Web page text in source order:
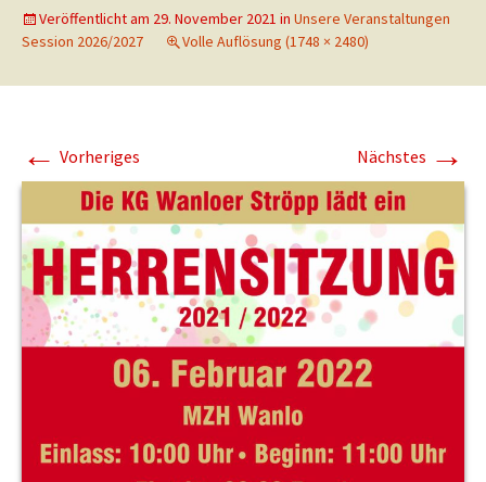
Veröffentlicht am 29. November 2021 in Unsere Veranstaltungen
Session 2026/2027
Volle Auflösung (1748 × 2480)
← Vorheriges Nächstes →